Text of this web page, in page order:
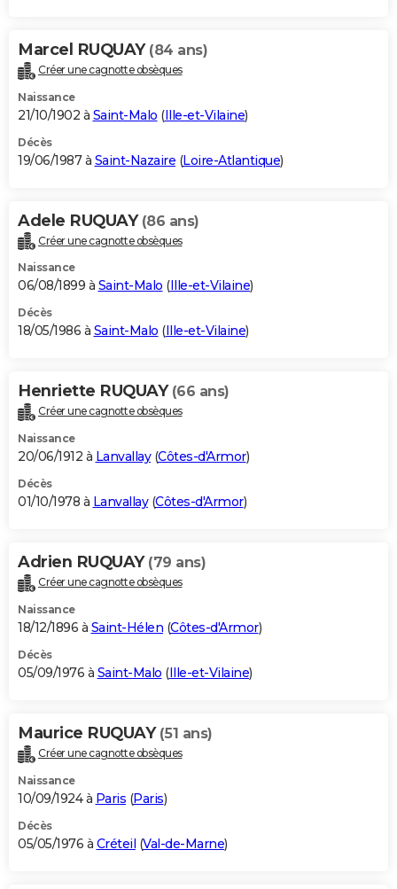
Marcel RUQUAY (84 ans)
Créer une cagnotte obsèques
Naissance
21/10/1902 à Saint-Malo (Ille-et-Vilaine)
Décès
19/06/1987 à Saint-Nazaire (Loire-Atlantique)
Adele RUQUAY (86 ans)
Créer une cagnotte obsèques
Naissance
06/08/1899 à Saint-Malo (Ille-et-Vilaine)
Décès
18/05/1986 à Saint-Malo (Ille-et-Vilaine)
Henriette RUQUAY (66 ans)
Créer une cagnotte obsèques
Naissance
20/06/1912 à Lanvallay(Côtes-d'Armor)
Décès
01/10/1978 à Lanvallay(Côtes-d'Armor)
Adrien RUQUAY (79 ans)
Créer une cagnotte obsèques
Naissance
18/12/1896 à Saint-Hélen (Côtes-d'Armor)
Décès
05/09/1976 à Saint-Malo (Ille-et-Vilaine)
Maurice RUQUAY (51 ans)
Créer une cagnotte obsèques
Naissance
10/09/1924 à Paris (Paris)
Décès
05/05/1976 à Créteil (Val-de-Marne)